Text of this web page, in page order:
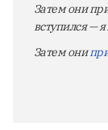
Затем они
вступился —
Затем они